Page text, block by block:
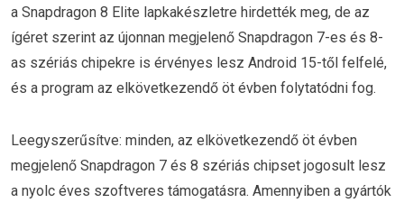
a Snapdragon 8 Elite lapkakészletre hirdették meg, de az
ígéret szerint az újonnan megjelenő Snapdragon 7-es és 8-
as szériás chipekre is érvényes lesz Android 15-től felfelé,
és a program az elkövetkezendő öt évben folytatódni fog.
Leegyszerűsítve: minden, az elkövetkezendő öt évben
megjelenő Snapdragon 7 és 8 szériás chipset jogosult lesz
a nyolc éves szoftveres támogatásra. Amennyiben a gyártók